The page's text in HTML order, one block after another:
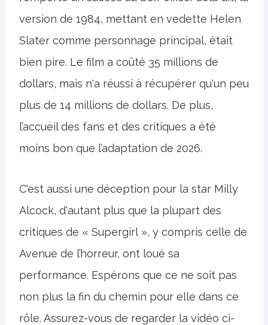
version de 1984, mettant en vedette Helen
Slater comme personnage principal, était
bien pire. Le film a coûté 35 millions de
dollars, mais n'a réussi à récupérer qu'un peu
plus de 14 millions de dollars. De plus,
l’accueil des fans et des critiques a été
moins bon que l’adaptation de 2026.
C'est aussi une déception pour la star Milly
Alcock, d'autant plus que la plupart des
critiques de « Supergirl », y compris celle de
Avenue de l’horreur, ont loué sa
performance. Espérons que ce ne soit pas
non plus la fin du chemin pour elle dans ce
rôle. Assurez-vous de regarder la vidéo ci-